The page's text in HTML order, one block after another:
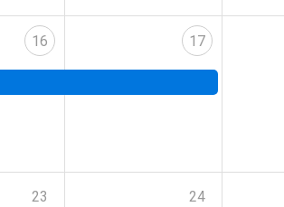
16 17
23 24